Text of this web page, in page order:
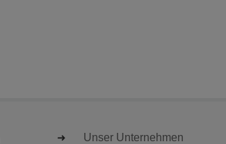
Unser Unternehmen